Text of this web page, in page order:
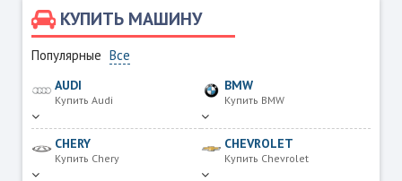
КУПИТЬ МАШИНУ
Популярные Все
AUDI
Купить Audi
BMW
Купить BMW
CHERY
Купить Chery
CHEVROLET
Купить Chevrolet